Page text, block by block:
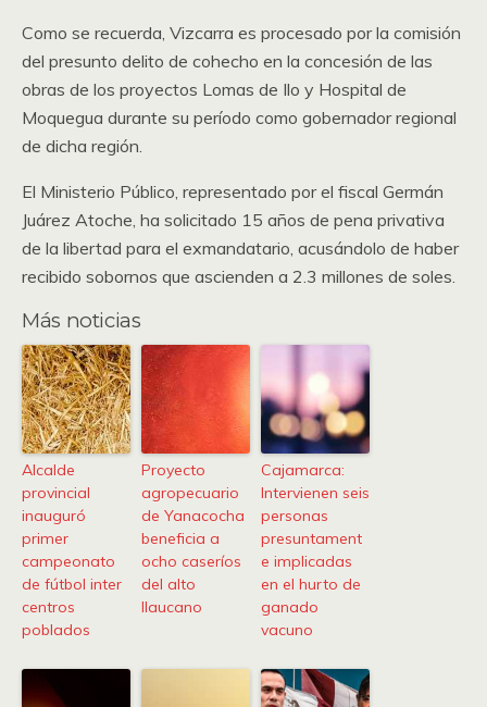
Como se recuerda, Vizcarra es procesado por la comisión
del presunto delito de cohecho en la concesión de las
obras de los proyectos Lomas de Ilo y Hospital de
Moquegua durante su período como gobernador regional
de dicha región.
El Ministerio Público, representado por el fiscal Germán
Juárez Atoche, ha solicitado 15 años de pena privativa
de la libertad para el exmandatario, acusándolo de haber
recibido sobornos que ascienden a 2.3 millones de soles.
Más noticias
Alcalde
provincial
inauguró
primer
campeonato
de fútbol inter
centros
poblados
Proyecto
agropecuario
de Yanacocha
beneficia a
ocho caseríos
del alto
llaucano
Cajamarca:
Intervienen seis
personas
presuntament
e implicadas
en el hurto de
ganado
vacuno